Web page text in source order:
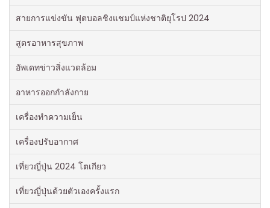
สายการแข่งขัน ฟุตบอลชิงแชมป์แห่งชาติยุโรป 2024
สูตรอาหารสุขภาพ
อัพเดทข่าวสิ่งแวดล้อม
อาหารออกกําลังกาย
เครื่องทำความเย็น
เครื่องปรับอากาศ
เที่ยวญี่ปุ่น 2024 โตเกียว
เที่ยวญี่ปุ่นด้วยตัวเองครั้งแรก